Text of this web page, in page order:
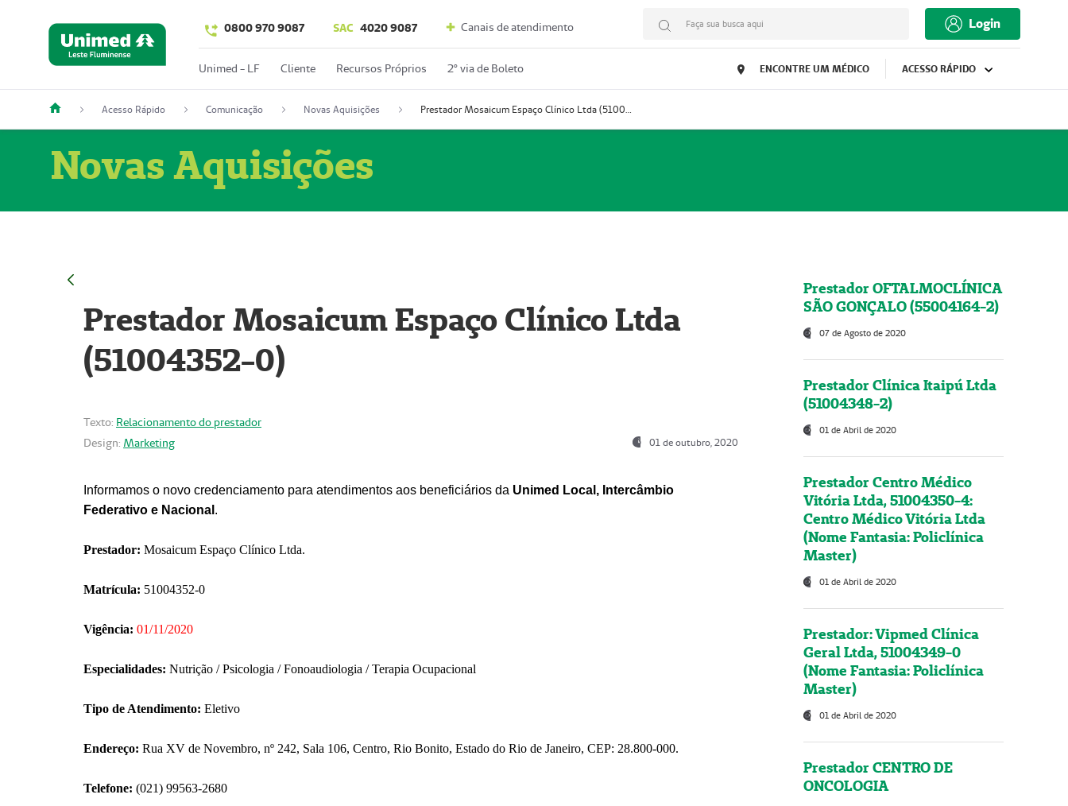
0800 970 9087 SAC 4020 9087 Canais de atendimento Faça sua busca aqui Login
Unimed - LF Cliente Recursos Próprios 2º via de Boleto ENCONTRE UM MÉDICO ACESSO RÁPIDO
Acesso Rápido Comunicação Novas Aquisições Prestador Mosaicum Espaço Clínico Ltda (51004352-0)
Novas Aquisições
Prestador Mosaicum Espaço Clínico Ltda
(51004352-0)
Texto: Relacionamento do prestador
Design: Marketing 01 de outubro, 2020
Informamos o novo credenciamento para atendimentos aos beneficiários da Unimed Local, Intercâmbio
Federativo e Nacional .
Prestador: Mosaicum Espaço Clínico Ltda.
Matrícula: 51004352-0
Vigência: 01/11/2020
Especialidades: Nutrição / Psicologia / Fonoaudiologia / Terapia Ocupacional
Tipo de Atendimento: Eletivo
Endereço: Rua XV de Novembro, nº 242, Sala 106, Centro, Rio Bonito, Estado do Rio de Janeiro, CEP: 28.800-000.
Telefone: (021) 99563-2680
Prestador OFTALMOCLÍNICA
SÃO GONÇALO (55004164-2)
07 de Agosto de 2020
Prestador Clínica Itaipú Ltda
(51004348-2)
01 de Abril de 2020
Prestador Centro Médico
Vitória Ltda, 51004350-4:
Centro Médico Vitória Ltda
(Nome Fantasia: Policlínica
Master)
01 de Abril de 2020
Prestador: Vipmed Clínica
Geral Ltda, 51004349-0
(Nome Fantasia: Policlínica
Master)
01 de Abril de 2020
Prestador CENTRO DE
ONCOLOGIA